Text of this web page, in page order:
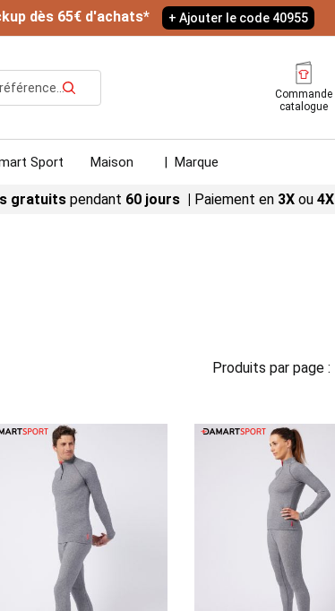
dès 65€ d'achats* + Ajouter le code 40955
Rechercher
Commande
catalogue
Sport Maison | Marque
gratuits pendant 60 jours | Paiement en 3X ou 4X
Produits par page :